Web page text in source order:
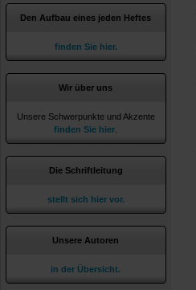
Den Aufbau eines jeden Heftes
finden Sie hier.
Wir über uns
Unsere Schwerpunkte und Akzente
finden Sie hier
Die Schriftleitung
stellt sich hier vor.
Unsere Autoren
in der Übersicht.